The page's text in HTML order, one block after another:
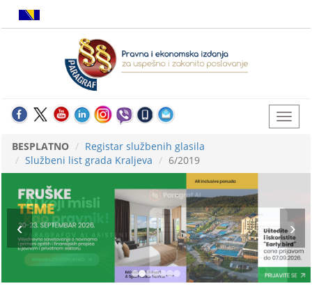
BESPLATNO
Registar službenih glasila
Službeni list grada Kraljeva
6/2019